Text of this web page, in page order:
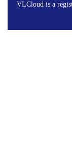
VLCloud is a